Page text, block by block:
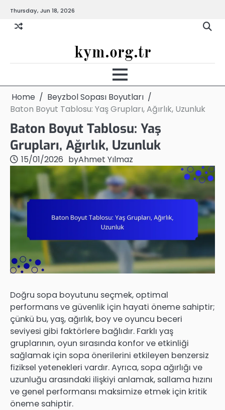
content
Thursday, Jun 18, 2026
kym.org.tr
Home
Beyzbol Sopası Boyutları
Baton Boyut Tablosu: Yaş Grupları, Ağırlık, Uzunluk
Baton Boyut Tablosu: Yaş
Grupları, Ağırlık, Uzunluk
15/01/2026 byAhmet Yılmaz
Doğru sopa boyutunu seçmek, optimal
performans ve güvenlik için hayati öneme sahiptir;
çünkü bu, yaş, ağırlık, boy ve oyuncu beceri
seviyesi gibi faktörlere bağlıdır. Farklı yaş
gruplarının, oyun sırasında konfor ve etkinliği
sağlamak için sopa önerilerini etkileyen benzersiz
fiziksel yetenekleri vardır. Ayrıca, sopa ağırlığı ve
uzunluğu arasındaki ilişkiyi anlamak, sallama hızını
ve genel performansı maksimize etmek için kritik
öneme sahiptir.